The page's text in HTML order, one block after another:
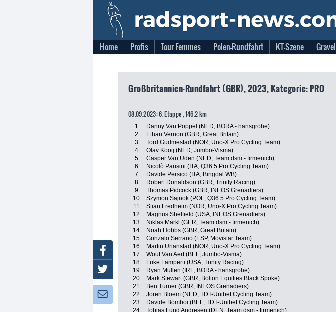
Home Profis Tour Femmes Polen-Rundfahrt KT-Szene Gravel
Großbritannien-Rundfahrt (GBR), 2023, Kategorie: PRO
08.09.2023: 6. Etappe , 146.2 km
1. Danny Van Poppel (NED, BORA - hansgrohe)
2.
Ethan Vernon (GBR, Great Britain)
3.
Tord Gudmestad (NOR, Uno-X Pro Cycling Team)
4.
Olav Kooij (NED, Jumbo-Visma)
5.
Casper Van Uden (NED, Team dsm - firmenich)
6.
Nicolò Parisini (ITA, Q36.5 Pro Cycling Team)
7.
Davide Persico (ITA, Bingoal WB)
8.
Robert Donaldson (GBR, Trinity Racing)
9.
Thomas Pidcock (GBR, INEOS Grenadiers)
10.
Szymon Sajnok (POL, Q36.5 Pro Cycling Team)
11.
Stian Fredheim (NOR, Uno-X Pro Cycling Team)
12.
Magnus Sheffield (USA, INEOS Grenadiers)
13.
Niklas Märkl (GER, Team dsm - firmenich)
14.
Noah Hobbs (GBR, Great Britain)
15.
Gonzalo Serrano (ESP, Movistar Team)
16.
Martin Urianstad (NOR, Uno-X Pro Cycling Team)
17.
Wout Van Aert (BEL, Jumbo-Visma)
18.
Luke Lamperti (USA, Trinity Racing)
19.
Ryan Mullen (IRL, BORA - hansgrohe)
20.
Mark Stewart (GBR, Bolton Equities Black Spoke)
21.
Ben Turner (GBR, INEOS Grenadiers)
22.
Joren Bloem (NED, TDT-Unibet Cycling Team)
23.
Davide Bomboi (BEL, TDT-Unibet Cycling Team)
24.
Tobias Lund Andresen (DEN, Team dsm - firmenich)
Facebook
Twitter
Newsletter: